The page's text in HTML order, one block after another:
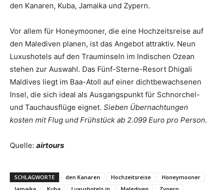
den Kanaren, Kuba, Jamaika und Zypern.
Vor allem für Honeymooner, die eine Hochzeitsreise auf
den Malediven planen, ist das Angebot attraktiv. Neun
Luxushotels auf den Trauminseln im Indischen Ozean
stehen zur Auswahl. Das Fünf-Sterne-Resort Dhigali
Maldives liegt im Baa-Atoll auf einer dichtbewachsenen
Insel, die sich ideal als Ausgangspunkt für Schnorchel-
und Tauchausflüge eignet. Sieben Übernachtungen
kosten mit Flug und Frühstück ab 2.099 Euro pro Person.
Quelle: airtours
SCHLAGWORTE den Kanaren Hochzeitsreise
Honeymooner